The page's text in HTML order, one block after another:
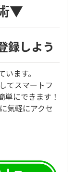
▼
録しよう
ます。
てスマートフ
単にできます！
気軽にアクセ